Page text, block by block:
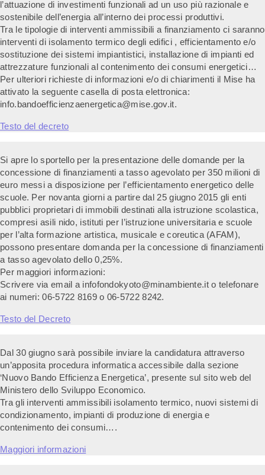
l’attuazione di investimenti funzionali ad un uso più razionale e
sostenibile dell’energia all’interno dei processi produttivi.
Tra le tipologie di interventi ammissibili a finanziamento ci saranno
interventi di isolamento termico degli edifici , efficientamento e/o
sostituzione dei sistemi impiantistici, installazione di impianti ed
attrezzature funzionali al contenimento dei consumi energetici…
Per ulteriori richieste di informazioni e/o di chiarimenti il Mise ha
attivato la seguente casella di posta elettronica:
info.bandoefficienzaenergetica@mise.gov.it.
Testo del decreto
Si apre lo sportello per la presentazione delle domande per la
concessione di finanziamenti a tasso agevolato per 350 milioni di
euro messi a disposizione per l’efficientamento energetico delle
scuole. Per novanta giorni a partire dal 25 giugno 2015 gli enti
pubblici proprietari di immobili destinati alla istruzione scolastica,
compresi asili nido, istituti per l’istruzione universitaria e scuole
per l’alta formazione artistica, musicale e coreutica (AFAM),
possono presentare domanda per la concessione di finanziamenti
a tasso agevolato dello 0,25%.
Per maggiori informazioni:
Scrivere via email a infofondokyoto@minambiente.it o telefonare
ai numeri: 06-5722 8169 o 06-5722 8242.
Testo del Decreto
Dal 30 giugno sarà possibile inviare la candidatura attraverso
un’apposita procedura informatica accessibile dalla sezione
‘Nuovo Bando Efficienza Energetica’, presente sul sito web del
Ministero dello Sviluppo Economico.
Tra gli interventi ammissibili isolamento termico, nuovi sistemi di
condizionamento, impianti di produzione di energia e
contenimento dei consumi….
Maggiori informazioni